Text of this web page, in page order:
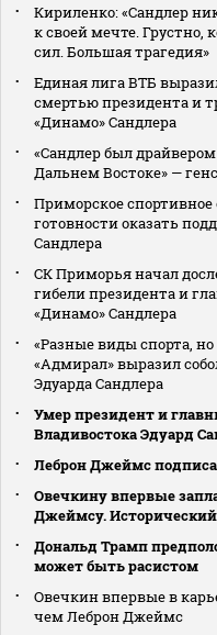
Кириленко: «Сандлер
к своей мечте. Грустно,
сил. Большая трагедия»
Единая лига ВТБ
смертью президента и
«Динамо» Сандлера
«Сандлер был
Дальнем Востоке» —
Приморское
готовности оказать
Сандлера
СК Приморья начал
гибели президента и
«Динамо» Сандлера
«Разные виды спорта,
«Адмирал» выразил
Эдуарда Сандлера
Умер президент и
Владивостока Эдуард
Леброн Джеймс
Овечкину впервые
Джеймсу.
Дональд Трамп
может быть расистом
Овечкин впервые в
чем Леброн Джеймс